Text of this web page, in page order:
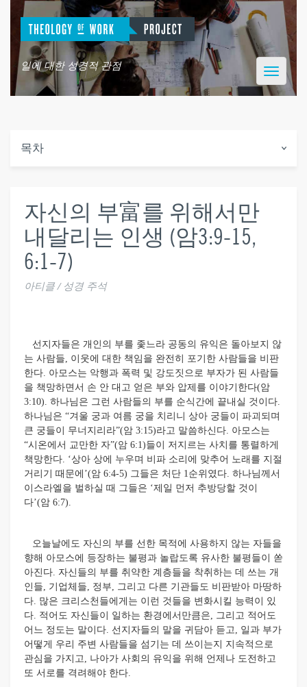
일에 대한 성경적 관점
Toggle
목차
자신의 부富를 위해서만
내달리는 인생 (암3:9-15,
6:1-7)
아티클 / 성경 주석
선지자들은 개인의 부를 좇느라 공동의 유익은 돌아보지 않
는 사람들, 이웃에 대한 책임을 완전히 포기한 사람들을 비판
한다. 아모스는 악행과 폭력 및 강도짓으로 부자가 된 사람들
을 책망하면서 손 안 대고 얻은 부와 압제를 이야기한다(암
3:10). 하나님은 그런 사람들의 부를 순식간에 끝내실 것이다.
하나님은 “겨울 궁과 여름 궁을 치리니 상아 궁들이 파괴되며
큰 궁들이 무너지리라”(암 3:15)라고 말씀하신다. 아모스는
“시온에서 교만한 자”(암 6:1)들이 저지르는 사치를 통렬하게
책망한다. ‘상아 상에 누우며 비파 소리에 맞추어 노래를 지절
거리기 때문에’(암 6:4-5) 그들은 처단 1순위였다. 하나님께서
이스라엘을 벌하실 때 그들은 ‘제일 먼저 추방당할 것이
다’(암 6:7).
오늘날에도 자신의 부를 선한 목적에 사용하지 않는 자들을
향해 아모스에 등장하는 불평과 놀랍도록 유사한 불평들이 쏟
아진다. 자신들의 부를 취약한 계층들을 착취하는 데 쓰는 개
인들, 기업체들, 정부, 그리고 다른 기관들도 비판받아 마땅하
다. 많은 크리스천들에게는 이런 것들을 변화시킬 능력이 있
다. 적어도 자신들이 일하는 환경에서만큼은, 그리고 적어도
어느 정도는 말이다. 선지자들의 말을 귀담아 듣고, 일과 부가
어떻게 우리 주변 사람들을 섬기는 데 쓰이는지 지속적으로
관심을 가지고, 나아가 사회의 유익을 위해 언제나 도전하고
또 서로를 격려해야 한다.